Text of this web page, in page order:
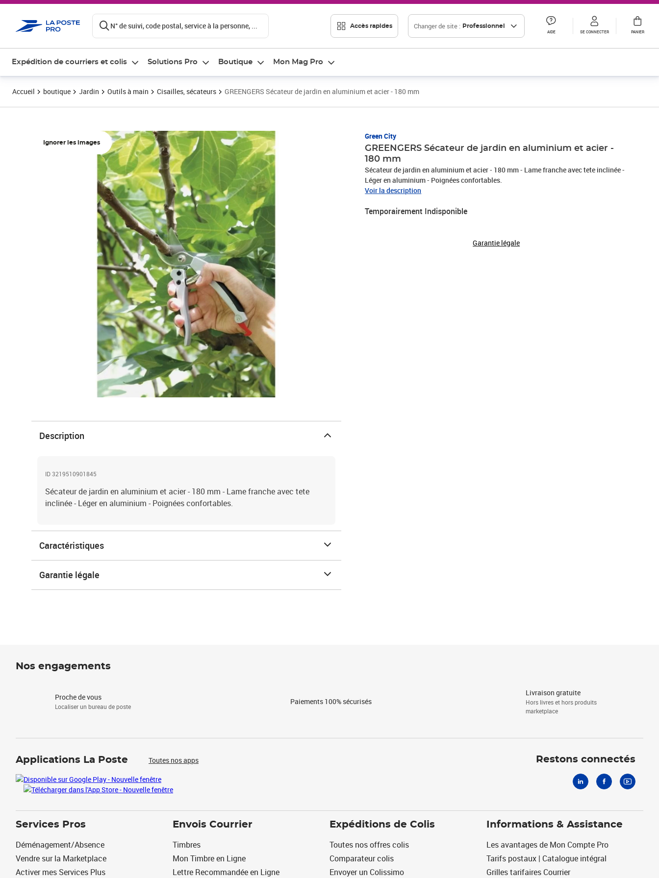
N° de suivi, code postal, service à la personne, ... Accès rapides Changer de site : Professionnel
AIDE SE CONNECTER PANIER
Expédition de courriers et colis Solutions Pro Boutique Mon Mag Pro
Accueil boutique Jardin Outils à main Cisailles, sécateurs GREENGERS Sécateur de jardin en aluminium et acier - 180 mm
Ignorer les images
Green City
GREENGERS Sécateur de jardin en aluminium et acier -
180 mm
Sécateur de jardin en aluminium et acier - 180 mm - Lame franche avec tete inclinée -
Léger en aluminium - Poignées confortables.
Voir la description
Temporairement Indisponible
Garantie légale
Description
ID 3219510901845
Sécateur de jardin en aluminium et acier - 180 mm - Lame franche avec tete
inclinée - Léger en aluminium - Poignées confortables.
Caractéristiques
Garantie légale
Nos engagements
Proche de vous
Localiser un bureau de poste
Paiements 100% sécurisés
Livraison gratuite
Hors livres et hors produits
marketplace
Applications La Poste Toutes nos apps Restons connectés
Services Pros
Déménagement/Absence
Vendre sur la Marketplace
Activer mes Services Plus
Envois Courrier
Timbres
Mon Timbre en Ligne
Lettre Recommandée en Ligne
Expéditions de Colis
Toutes nos offres colis
Comparateur colis
Envoyer un Colissimo
Informations & Assistance
Les avantages de Mon Compte Pro
Tarifs postaux | Catalogue intégral
Grilles tarifaires Courrier